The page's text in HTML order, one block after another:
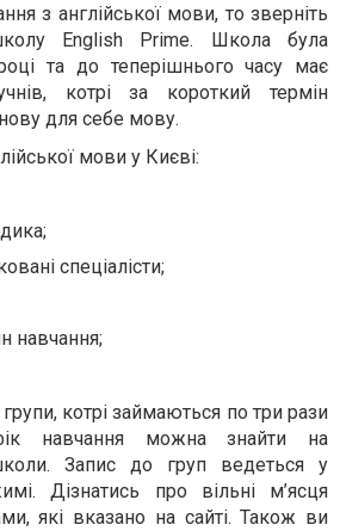
з англійської мови, то зверніть
English Prime. Школа була
та до теперішнього часу має
котрі за короткий термін
для себе мову.
мови у Києві:
спеціалісти;
навчання;
групи, котрі займаються по три рази
навчання можна знайти на
Запис до груп ведеться у
Дізнатись про вільні м’ясця
які вказано на сайті. Також ви